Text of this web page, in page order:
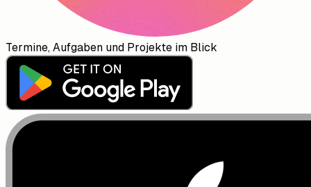
Termine, Aufgaben und Projekte im Blick